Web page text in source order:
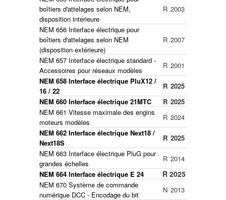
boîtiers d'attelages selon NEM,
disposition intérieure
R 2003
NEM 656 Interface électrique pour
boîtiers d'attelages selon NEM
(disposition extérieure)
R 2007
NEM 657 Interface électrique standard -
Accessoires pour réseaux modèles
R 2001
NEM 658 Interface électrique PluX12 /
16 / 22
R 2025
NEM 660 Interface électrique 21MTC
R 2025
NEM 661 Vitesse maximale des engins
moteurs modèles
R 2024
NEM 662 Interface électrique Next18 /
Next18S
R 2025
NEM 663 Interface électrique PluG pour
grandes échelles
R 2014
NEM 664 Interface électrique E 24
R 2025
NEM 670 Système de commande
numérique DCC - Encodage du bit
N 2013